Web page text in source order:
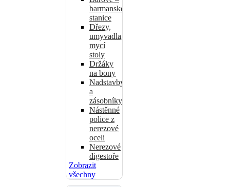
barmanské
stanice
Dřezy,
umyvadla,
mycí
stoly
Držáky
na bony
Nadstavby
a
zásobníky
Nástěnné
police z
nerezové
oceli
Nerezové
digestoře
Zobrazit
všechny